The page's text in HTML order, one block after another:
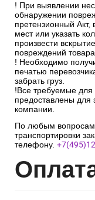
! При выявлении
обнаружении
претензионный Акт,
мест или указать
произвести
повреждений
! Необходимо
печатью
забрать груз.
!Все требуемые
предоставлены для
компании.
По любым вопросам
транспортировки
телефону.
Опл